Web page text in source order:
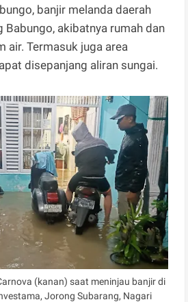
banjir melanda daerah
Babungo, akibatnya rumah dan
air. Termasuk juga area
disepanjang aliran sungai.
(kanan) saat meninjau banjir di
Jorong Subarang, Nagari